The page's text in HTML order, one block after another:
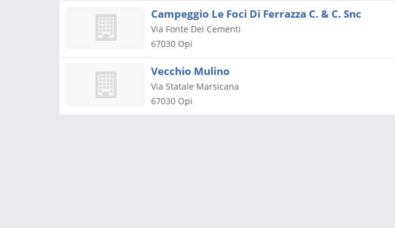
Campeggio Le Foci Di Ferrazza C. & C. Snc
Via Fonte Dei Cementi
67030 Opi
Vecchio Mulino
Via Statale Marsicana
67030 Opi